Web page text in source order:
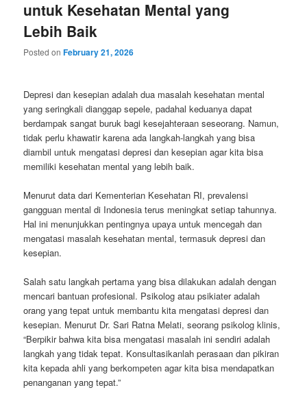
untuk Kesehatan Mental yang
Lebih Baik
Posted onFebruary 21, 2026
Depresi dan kesepian adalah dua masalah kesehatan mental
yang seringkali dianggap sepele, padahal keduanya dapat
berdampak sangat buruk bagi kesejahteraan seseorang. Namun,
tidak perlu khawatir karena ada langkah-langkah yang bisa
diambil untuk mengatasi depresi dan kesepian agar kita bisa
memiliki kesehatan mental yang lebih baik.
Menurut data dari Kementerian Kesehatan RI, prevalensi
gangguan mental di Indonesia terus meningkat setiap tahunnya.
Hal ini menunjukkan pentingnya upaya untuk mencegah dan
mengatasi masalah kesehatan mental, termasuk depresi dan
kesepian.
Salah satu langkah pertama yang bisa dilakukan adalah dengan
mencari bantuan profesional. Psikolog atau psikiater adalah
orang yang tepat untuk membantu kita mengatasi depresi dan
kesepian. Menurut Dr. Sari Ratna Melati, seorang psikolog klinis,
“Berpikir bahwa kita bisa mengatasi masalah ini sendiri adalah
langkah yang tidak tepat. Konsultasikanlah perasaan dan pikiran
kita kepada ahli yang berkompeten agar kita bisa mendapatkan
penanganan yang tepat.”